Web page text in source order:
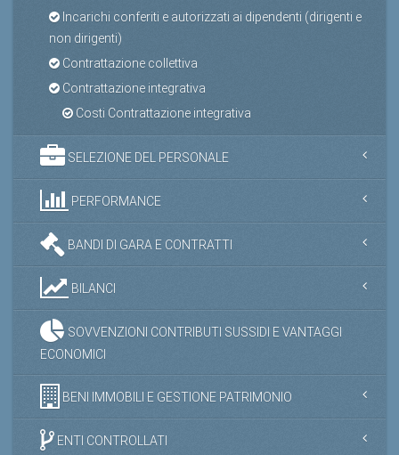
Incarichi conferiti e autorizzati ai dipendenti (dirigenti e
non dirigenti)
Contrattazione collettiva
Contrattazione integrativa
Costi Contrattazione integrativa
SELEZIONE DEL PERSONALE
PERFORMANCE
BANDI DI GARA E CONTRATTI
BILANCI
SOVVENZIONI CONTRIBUTI SUSSIDI E VANTAGGI
ECONOMICI
BENI IMMOBILI E GESTIONE PATRIMONIO
ENTI CONTROLLATI